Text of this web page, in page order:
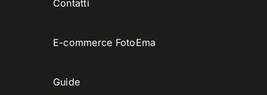
Contatti
E-commerce FotoEma
Guide